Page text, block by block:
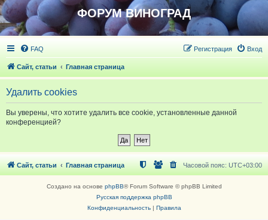
ФОРУМ ВИНОГРАД
FAQ Вход
Регистрация
Сайт, статьи Главная страница
Удалить cookies
Вы уверены, что хотите удалить все cookie, установленные данной
конференцией?
Сайт, статьи Главная страница Часовой пояс: UTC+03:00
Создано на основе phpBB® Forum Software © phpBB Limited
Русская поддержка phpBB
Конфиденциальность| Правила